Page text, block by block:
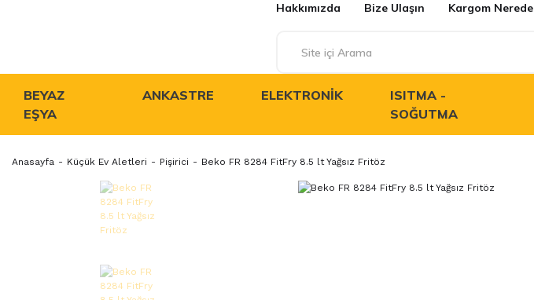
Hakkımızda Bize Ulaşın Kargom Nerede
BEYAZ
EŞYA
ANKASTRE ELEKTRONIK
ISITMA -
SOĞUTMA
Anasayfa Küçük Ev Aletleri Pişirici Beko FR 8284 FitFry 8.5 lt Yağsız Fritöz